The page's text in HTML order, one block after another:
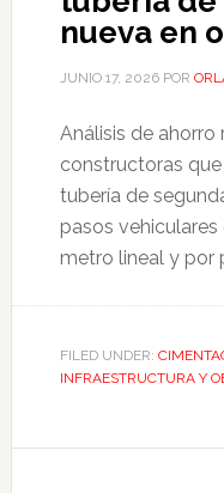
nueva en
JUNIO 17, 2026POR
Análisis de ahorro
constructoras
tubería de
pasos
metro lineal y por
FILED UNDER:
INFRAESTRUCTURA Y